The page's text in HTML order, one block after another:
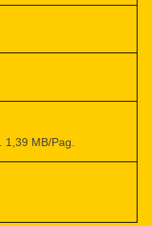
1,39 MB/Pag.